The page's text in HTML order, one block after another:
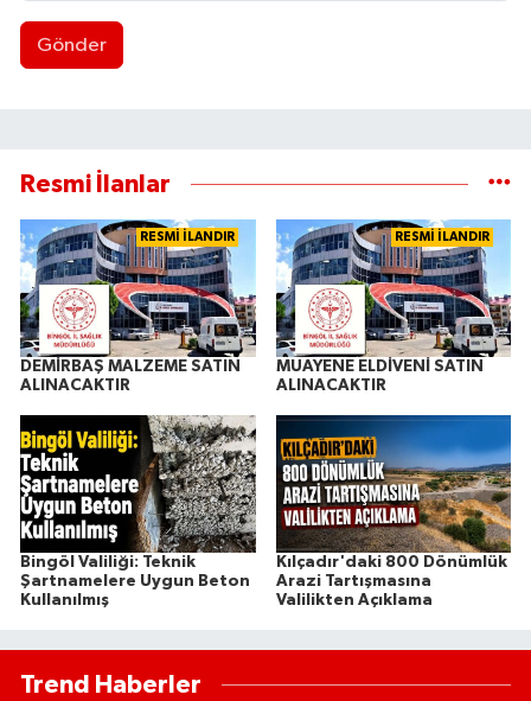
Gönder
Resmi İlanlar
RESMİ İLANDIR
DEMİRBAŞ MALZEME SATIN
ALINACAKTIR
RESMİ İLANDIR
MUAYENE ELDİVENİ SATIN
ALINACAKTIR
Bingöl Valiliği: Teknik
Şartnamelere Uygun Beton
Kullanılmış
Kılçadır'daki 800 Dönümlük
Arazi Tartışmasına
Valilikten Açıklama
Trend Haberler